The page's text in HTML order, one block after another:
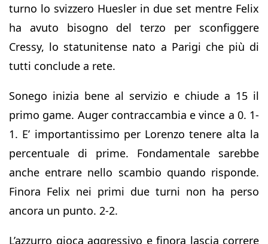
turno lo svizzero Huesler in due set mentre Felix
ha avuto bisogno del terzo per sconfiggere
Cressy, lo statunitense nato a Parigi che più di
tutti conclude a rete.
Sonego inizia bene al servizio e chiude a 15 il
primo game. Auger contraccambia e vince a 0. 1-
1. E’ importantissimo per Lorenzo tenere alta la
percentuale di prime. Fondamentale sarebbe
anche entrare nello scambio quando risponde.
Finora Felix nei primi due turni non ha perso
ancora un punto. 2-2.
L’azzurro gioca aggressivo e finora lascia correre